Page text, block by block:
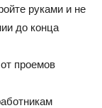
руками и не
до конца
проемов